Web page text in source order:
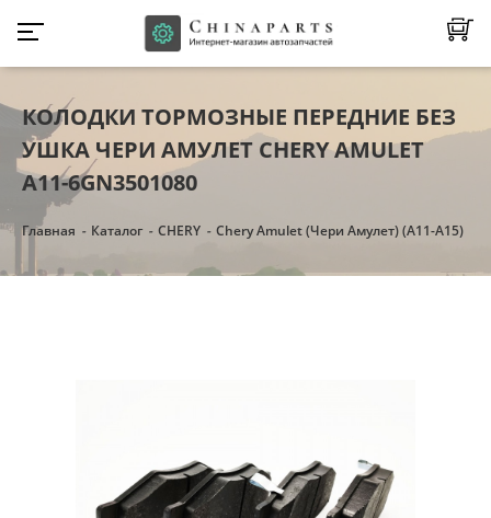
КОЛОДКИ ТОРМОЗНЫЕ ПЕРЕДНИЕ БЕЗ
УШКА ЧЕРИ АМУЛЕТ CHERY AMULET
A11-6GN3501080
Главная Каталог CHERY Chery Amulet (Чери Амулет) (А11-А15)